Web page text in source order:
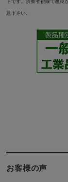
ドです。演奏者視線で改良
意下さい。
お客様の声